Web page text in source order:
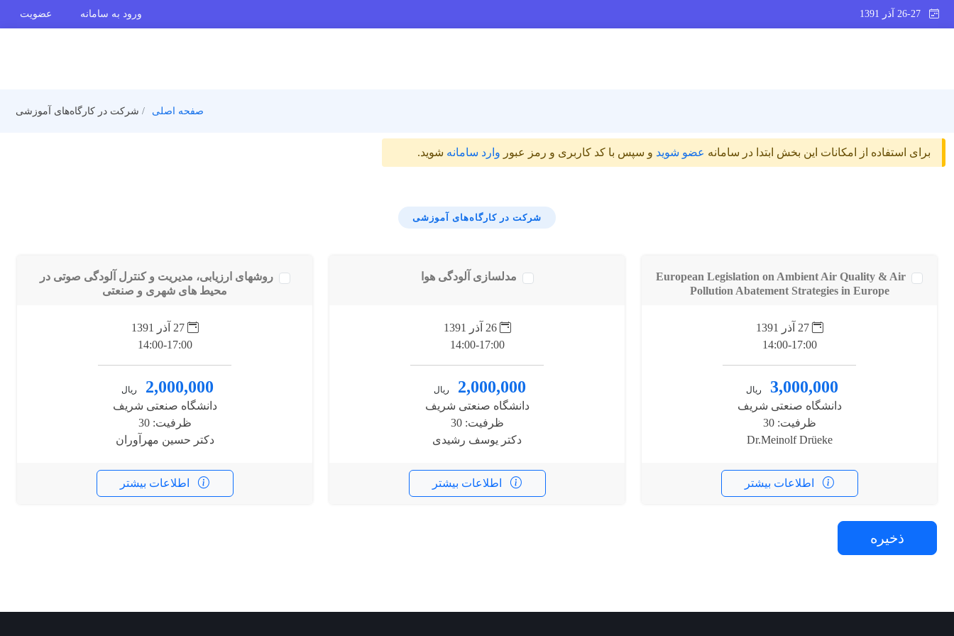
ورود به سامانه عضویت
صفحه اصلی شرکت در کارگاه‌های آموزشی
برای استفاده از امکانات این بخش ابتدا در سامانه عضو شوید و سپس با کد کاربری و رمز عبور وارد سامانه شوید.
شرکت در کارگاه‌های آموزشی
European Legislation on Ambient Air Quality & Air
Pollution Abatement Strategies in Europe
27 آذر 1391
14:00-17:00
3,000,000 ریال
دانشگاه صنعتی شریف
ظرفیت: 30
Dr.Meinolf Drüeke
اطلاعات بیشتر
مدلسازی آلودگی هوا
26 آذر 1391
14:00-17:00
2,000,000 ریال
دانشگاه صنعتی شریف
ظرفیت: 30
دکتر یوسف رشیدی
اطلاعات بیشتر
روشهای ارزیابی، مدیریت و کنترل آلودگی صوتی در
محیط های شهری و صنعتی
27 آذر 1391
14:00-17:00
2,000,000 ریال
دانشگاه صنعتی شریف
ظرفیت: 30
دکتر حسین مهرآوران
اطلاعات بیشتر
ذخیره